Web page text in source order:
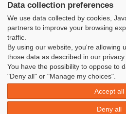
LES SITES DE L'UFOLEP
Guide Asso
Communication Asso
Inscriptions évènements
Data collection preferences
We use data collected by cookies,
partners to improve your browsing
traffic.
By using our website, you're allowing
those data as described in our privacy
You have the possibility to oppose to
"Deny all" or "Manage my choices".
Accept all
Deny all